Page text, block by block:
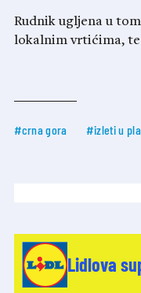
Rudnik ugljena u
lokalnim vrtićima, te
#crna gora #izleti u
Lidlova